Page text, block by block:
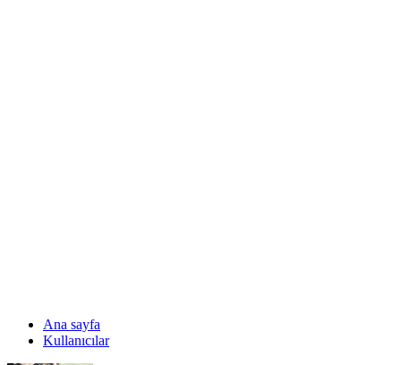
Ana sayfa
Kullanıcılar